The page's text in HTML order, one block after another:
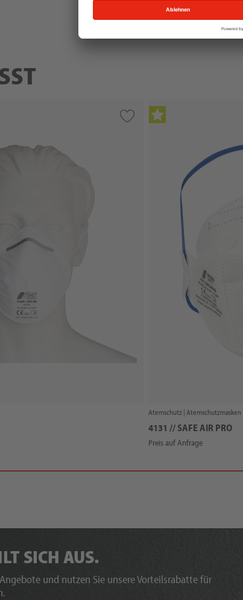
Atemschutz | Atemschutzmasken
4131 // SAFE AIR PRO
Preis auf Anfrage
SICH AUS.
und nutzen Sie unsere Vorteilsrabatte für